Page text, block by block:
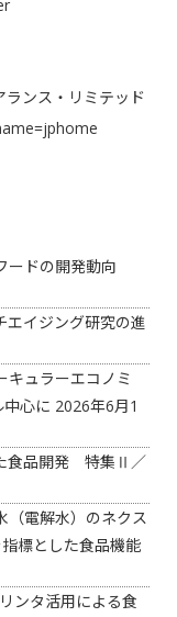
ンス・リミテッド
ードの開発動向
エイジング研究の進
キュラーエコノミ
心に 2026年6月1
食品開発 特集Ⅱ／
（電解水）のネクス
標とした食品機能
ンタ活用による食